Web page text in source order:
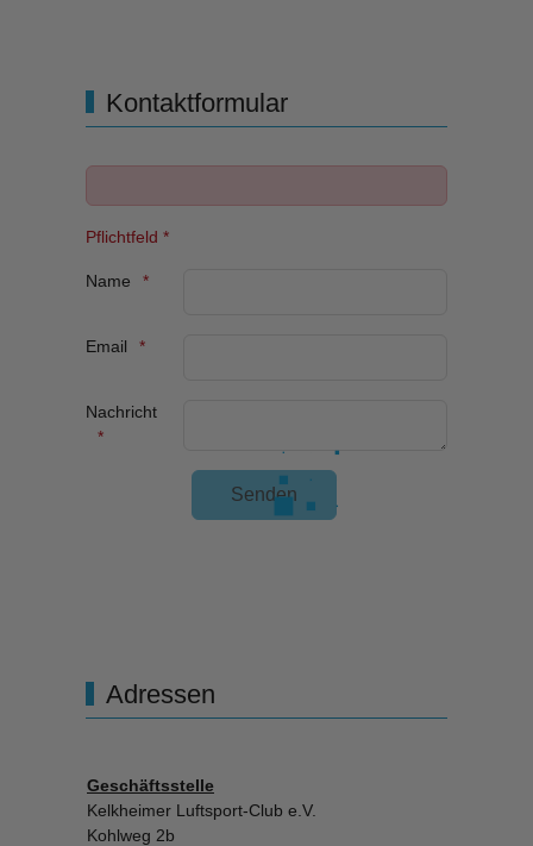
Kontaktformular
Pflichtfeld *
Name
Email
Nachricht
Unsichtbares Google Recaptcha
Adressen
Geschäftsstelle
Kelkheimer Luftsport-Club e.V.
Kohlweg 2b